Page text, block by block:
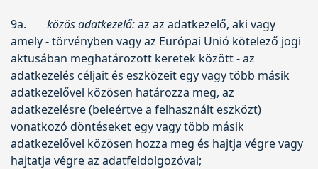
9a. közös adatkezelő:az az adatkezelő, aki vagy
amely - törvényben vagy az Európai Unió kötelező jogi
aktusában meghatározott keretek között - az
adatkezelés céljait és eszközeit egy vagy több másik
adatkezelővel közösen határozza meg, az
adatkezelésre (beleértve a felhasznált eszközt)
vonatkozó döntéseket egy vagy több másik
adatkezelővel közösen hozza meg és hajtja végre vagy
hajtatja végre az adatfeldolgozóval;